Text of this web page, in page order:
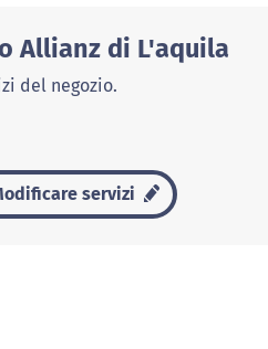
Allianz di L'aquila
del negozio.
servizi